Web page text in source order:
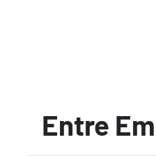
Entre